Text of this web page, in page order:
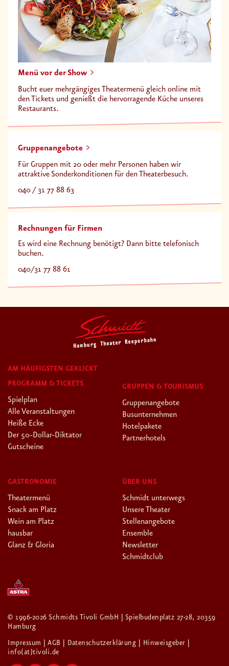
Menü vor der Show
Bucht euer mehrgängiges Theatermenü gleich online mit
den Tickets und genießt die hervorragende Küche unseres
Restaurants.
Gruppenangebote
Für Gruppen mit 20 oder mehr Personen haben wir
attraktive Sonderkonditionen für den Theaterbesuch.
040 / 31 77 88 63
Rechnungen für Firmen
Es wird eine Rechnung benötigt? Dann bitte telefonisch
buchen.
040/31 77 88 61
AM HÄUFIGSTEN GEKLICKT
PROGRAMM & TICKETS
Spielplan
Alle Veranstaltungen
Heiße Ecke
Der 50-Dollar-Diktator
Gutscheine
GRUPPEN & TOURISMUS
Gruppenangebote
Busunternehmen
Hotelpakete
Partnerhotels
GASTRONOMIE
Theatermenü
Snack am Platz
Wein am Platz
hausbar
Glanz & Gloria
ÜBER UNS
Schmidt unterwegs
Unsere Theater
Stellenangebote
Ensemble
Newsletter
Schmidtclub
© 1996-2026 Schmidts Tivoli GmbH | Spielbudenplatz 27-28, 20359
Hamburg
Impressum
| AGB | Datenschutzerklärung | Hinweisgeber
info(at)tivoli.de